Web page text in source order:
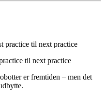
til next practice
er fremtiden – men det